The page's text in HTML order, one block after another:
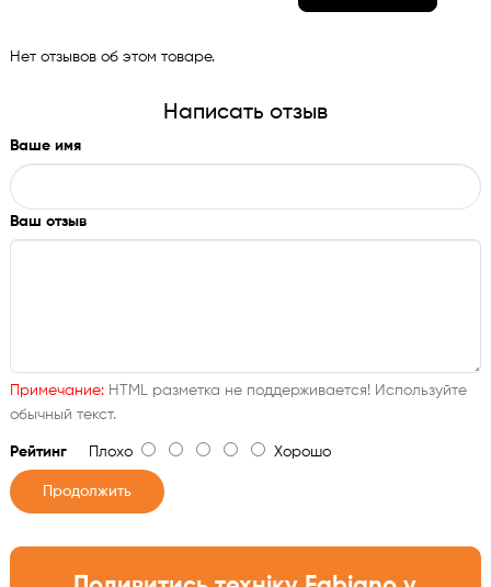
Нет отзывов об этом товаре.
Написать отзыв
Ваше имя
Ваш отзыв
Примечание:HTML разметка не поддерживается! Используйте
обычный текст.
РейтингПлохо Хорошо
Продолжить